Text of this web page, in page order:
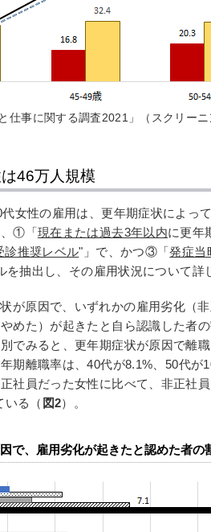
仕事に関する調査2021」（スクリー
46万人規模
女性の雇用は、更年期症状によっ
、①「現在または過去3年以内に更年
診推奨レベル"」で、かつ③「発症当
を抽出し、その雇用状況について詳
が原因で、いずれかの雇用劣化（
めた）が起きたと自ら認識した者
でみると、更年期症状が原因で離
期離職率は、40代が8.1%、50代が
社員だった女性に比べて、非正社
いる（ 図2）。
で、雇用劣化が起きたと認めた者の